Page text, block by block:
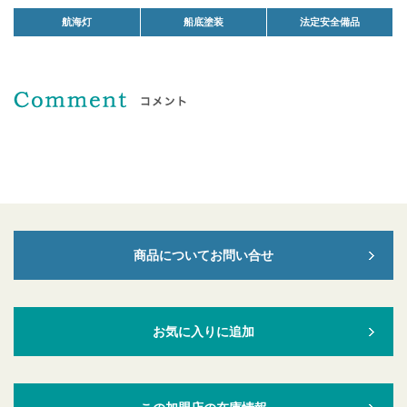
航海灯 船底塗装 法定安全備品
商品についてお問い合せ
お気に入りに追加